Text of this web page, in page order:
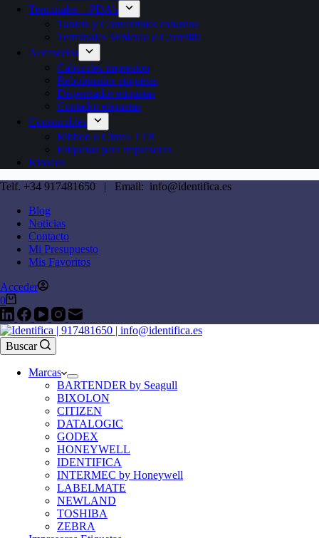
Terminales – PDA’s
Tablets y Convertibles robustos
Terminales Vehículo o Carretilla
Accesorios
Cabezales impresion
Rebobinador etiquetas
Dispensador etiquetas
Contador etiquetas
Consumibles
Ribbon o Cintas TTR
Etiquetas para impresoras
Kioscos
Telf. +34 917481650 | Email: info@identifica.es
Blog
Noticias
Contacto
Mi Presupuesto
Mis Favoritos
Acceder
0
Buscar
Marcas
BARTENDER by Seagull
BIXOLON
CITIZEN
DATALOGIC
GODEX
HONEYWELL
IDENTIFICA
INTERMEC by Honeywell
LABELMATE
NEWLAND
TOSHIBA
ZEBRA